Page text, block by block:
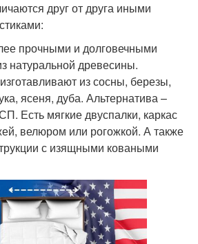
друг от друга иными
прочными и долговечными
натуральной древесины.
из сосны, березы,
ясеня, дуба. Альтернатива –
Есть мягкие двуспалки, каркас
велюром или рогожкой. А также
с изящными коваными